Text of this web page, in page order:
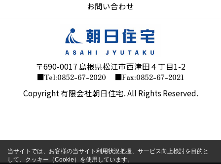
お問い合わせ
〒690-0017 島根県松江市西津田４丁目1-2
■Tel:0852-67-2020 ■Fax:0852-67-2021
Copyright 有限会社朝日住宅. All Rights Reserved.
当サイトでは、お客様の当サイト利用状況把握、サービス向上検討を目的と
して、クッキー（Cookie）を使用しています。